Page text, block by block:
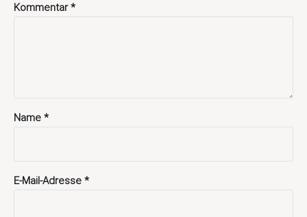
Kommentar*
Name *
E-Mail-Adresse *